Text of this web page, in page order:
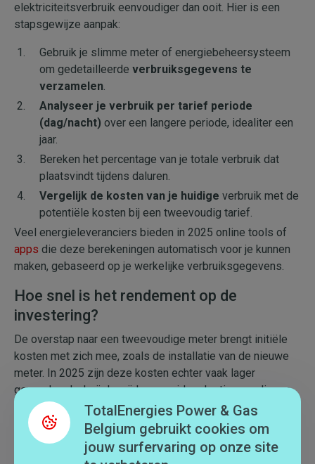
elektriciteitsverbruik eenvoudiger dan ooit. Hier is een
stapsgewijze aanpak:
Gebruik je slimme meter of energiebeheersysteem
om gedetailleerde verbruiksgegevens te
verzamelen.
Analyseer je verbruik per tarief periode
(dag/nacht) over een langere periode, idealiter een
jaar.
Bereken het percentage van je totale verbruik dat
plaatsvindt tijdens daluren.
Vergelijk de kosten van je huidige verbruik met de
potentiële kosten bij een tweevoudig tarief.
Veel energieleveranciers bieden in 2025 online tools of
apps die deze berekeningen automatisch voor je kunnen
maken, gebaseerd op je werkelijke verbruiksgegevens.
Hoe snel is het rendement op de
investering?
De overstap naar een tweevoudige meter brengt initiële
kosten met zich mee, zoals de installatie van de nieuwe
meter. In 2025 zijn deze kosten echter vaak lager
geworden dankzij de wijdverspreide adoptie van slimme
meters. Om het rendement op je investering te berekenen:
Bepaal deinstallatiekostenvan de nieuwe meter.
Bereken je jaarlijkse besparingen op basis van je
TotalEnergies Power & Gas
Belgium gebruikt cookies om
jouw surfervaring op onze site